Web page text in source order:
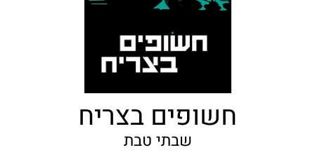
חשופים בצריח
שבתי טבת